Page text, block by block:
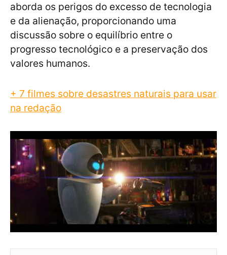
aborda os perigos do excesso de tecnologia
e da alienação, proporcionando uma
discussão sobre o equilíbrio entre o
progresso tecnológico e a preservação dos
valores humanos.
+ 7 filmes sobre desastres naturais para usar
na redação